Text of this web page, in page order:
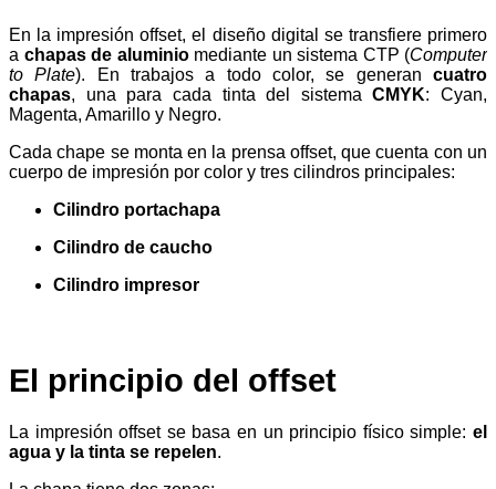
En la impresión offset, el diseño digital se transfiere primero
a chapas de aluminiomediante un sistema CTP (Computer
to Plate). En trabajos a todo color, se generancuatro
chapas, una para cada tinta del sistemaCMYK: Cyan,
Magenta, Amarillo y Negro.
Cada chape se monta en la prensa offset, que cuenta con un
cuerpo de impresión por color y tres cilindros principales:
Cilindro portachapa
Cilindro de caucho
Cilindro impresor
El principio del offset
La impresión offset se basa en un principio físico simple: el
agua y la tinta se repelen.